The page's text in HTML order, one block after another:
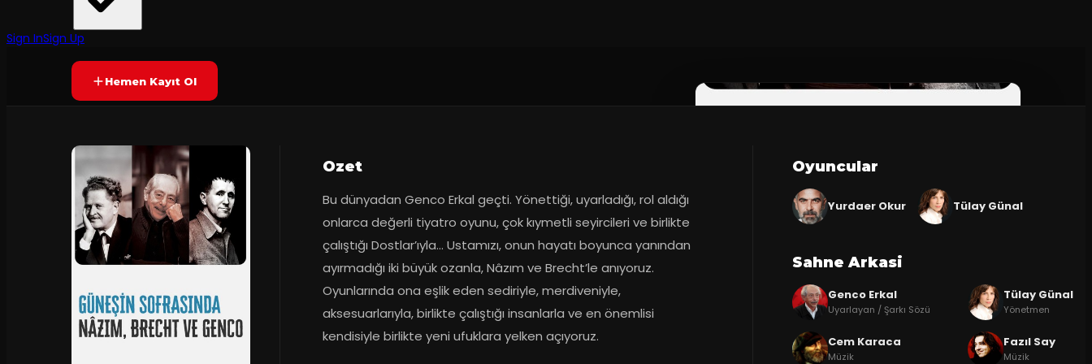
Sign InSign UpYAKINDA Yetersiz oy
Hemen Kayıt Ol
Ozet
Bu dünyadan Genco Erkal geçti. Yönettiği, uyarladığı, rol aldığı
onlarca değerli tiyatro oyunu, çok kıymetli seyircileri ve birlikte
çalıştığı Dostlar’ıyla… Ustamızı, onun hayatı boyunca yanından
ayırmadığı iki büyük ozanla, Nâzım ve Brecht’le anıyoruz.
Oyunlarında ona eşlik eden sediriyle, merdiveniyle,
aksesuarlarıyla, birlikte çalıştığı insanlarla ve en önemlisi
kendisiyle birlikte yeni ufuklara yelken açıyoruz.
Oyuncular
Yurdaer Okur Tülay Günal
Sahne Arkasi
Genco Erkal
Uyarlayan / Şarkı Sözü
Tülay Günal
Yönetmen
Cem Karaca
Müzik
Fazıl Say
Müzik